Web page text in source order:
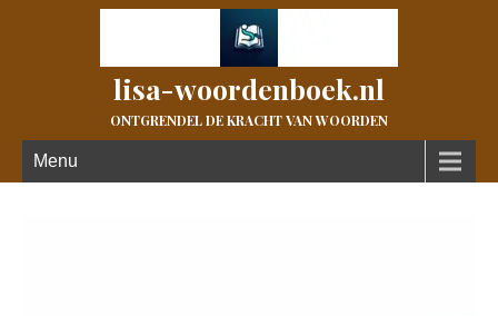
lisa-woordenboek.nl
ONTGRENDEL DE KRACHT VAN WOORDEN
Menu